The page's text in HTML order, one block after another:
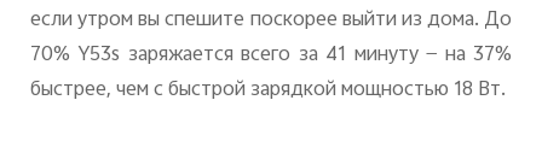
если утром вы спешите поскорее выйти из дома. До
70% Y53s заряжается всего за 41 минуту — на 37%
быстрее, чем с быстрой зарядкой мощностью 18 Вт.